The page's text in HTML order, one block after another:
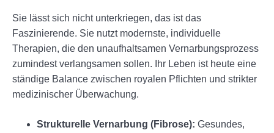
Sie lässt sich nicht unterkriegen, das ist das
Faszinierende. Sie nutzt modernste, individuelle
Therapien, die den unaufhaltsamen Vernarbungsprozess
zumindest verlangsamen sollen. Ihr Leben ist heute eine
ständige Balance zwischen royalen Pflichten und strikter
medizinischer Überwachung.
Strukturelle Vernarbung (Fibrose): Gesundes,